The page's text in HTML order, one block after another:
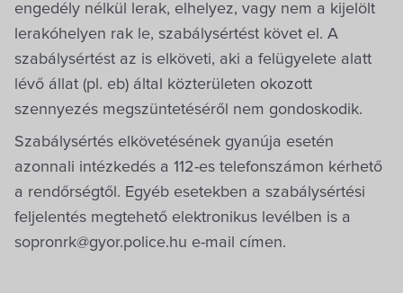
engedély nélkül lerak, elhelyez, vagy nem a kijelölt
lerakóhelyen rak le, szabálysértést követ el. A
szabálysértést az is elköveti, aki a felügyelete alatt
lévő állat (pl. eb) által közterületen okozott
szennyezés megszüntetéséről nem gondoskodik.
Szabálysértés elkövetésének gyanúja esetén
azonnali intézkedés a 112-es telefonszámon kérhető
a rendőrségtől. Egyéb esetekben a szabálysértési
feljelentés megtehető elektronikus levélben is a
sopronrk@gyor.police.hu e-mail címen.